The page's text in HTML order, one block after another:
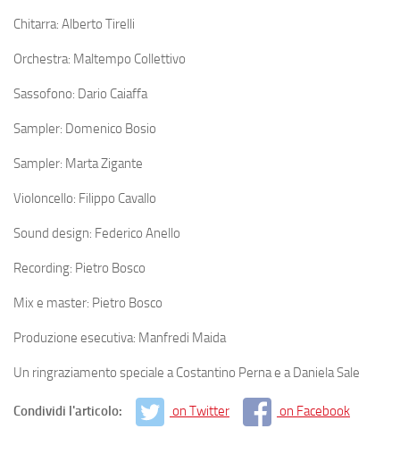
Chitarra: Alberto Tirelli
Orchestra: Maltempo Collettivo
Sassofono: Dario Caiaffa
Sampler: Domenico Bosio
Sampler: Marta Zigante
Violoncello: Filippo Cavallo
Sound design: Federico Anello
Recording: Pietro Bosco
Mix e master: Pietro Bosco
Produzione esecutiva: Manfredi Maida
Un ringraziamento speciale a Costantino Perna e a Daniela Sale
Condividi l'articolo: on Twitter on Facebook